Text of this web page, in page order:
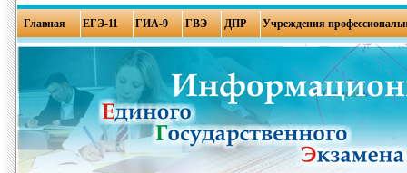
Главная ЕГЭ-11 ГИА-9 ГВЭ ДПР Учреждения